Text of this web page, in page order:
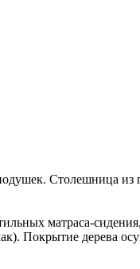
Столешница из
матраса-
Покрытие дерева